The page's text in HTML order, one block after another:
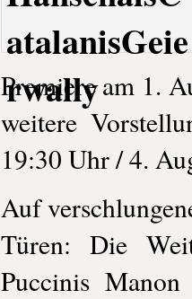
Premiere am 1.
weitere
19:30 Uhr / 4.
Auf
Türen: Die
Puccinis